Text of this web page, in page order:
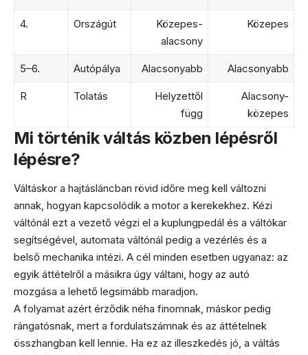
4. Országút
Közepes-
alacsony
Közepes
5–6. Autópálya Alacsonyabb Alacsonyabb
R Tolatás
Helyzettől
függ
Alacsony-
közepes
Mi történik váltás közben lépésről
lépésre?
Váltáskor a hajtásláncban rövid időre meg kell változni
annak, hogyan kapcsolódik a motor a kerekekhez. Kézi
váltónál ezt a vezető végzi el a kuplungpedál és a váltókar
segítségével, automata váltónál pedig a vezérlés és a
belső mechanika intézi. A cél minden esetben ugyanaz: az
egyik áttételről a másikra úgy váltani, hogy az autó
mozgása a lehető legsimább maradjon.
A folyamat azért érződik néha finomnak, máskor pedig
rángatósnak, mert a fordulatszámnak és az áttételnek
összhangban kell lennie. Ha ez az illeszkedés jó, a váltás